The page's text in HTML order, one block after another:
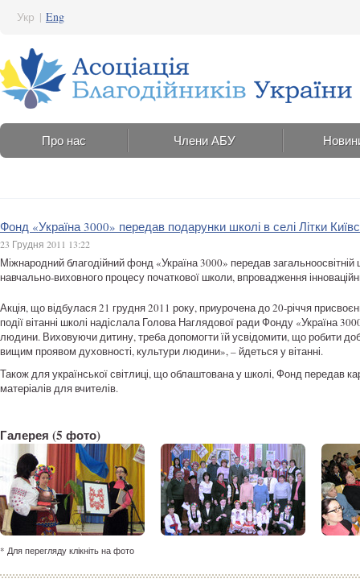
Укр | Eng
Про нас Члени АБУ
Фонд «Україна 3000» передав подарунки школі в селі Літки
23 Грудня 2011 13:22
Міжнародний благодійний фонд «Україна 3000» передав
навчально-виховного процесу початкової школи, впровадження
Акція, що відбулася 21 грудня 2011 року, приурочена до 20-річчя
події вітанні школі надіслала Голова Наглядової ради Фонду «Україна
людини. Виховуючи дитину, треба допомогти їй усвідомити, що робити
вищим проявом духовності, культури людини», – йдеться у вітанні.
Також для української світлиці, що облаштована у школі, Фонд передав
матеріалів для вчителів.
Галерея (5 фото)
* Для перегляду клікніть на фото